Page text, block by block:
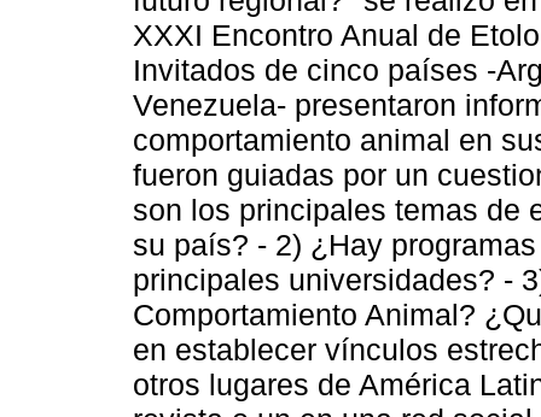
XXXI Encontro Anual de
Invitados de cinco países -
Venezuela- presentaron
comportamiento animal en
fueron guiadas por un
son los principales temas de
su país? - 2) ¿Hay
principales universidades? -
Comportamiento Animal?
en establecer vínculos
otros lugares de América